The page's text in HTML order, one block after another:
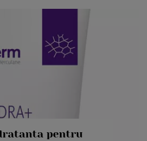
pentru